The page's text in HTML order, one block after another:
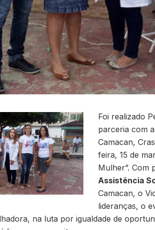
Foi realizado
parceria com
Camacan,
feira, 15 de
Mulher”. Com
Assistência
Camacan, o
lideranças, o
na luta por igualdade de